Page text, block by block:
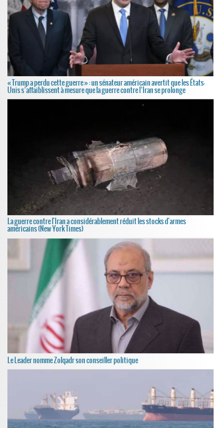
« Trump a perdu cette guerre » : un sénateur américain avertit que les États-
Unis s’affaiblissent à mesure que la guerre contre l’Iran se prolonge
La guerre contre l'Iran a considérablement réduit les stocks d'armes
américains (New York Times)
Le Leader nomme Zolqadr son conseiller politique